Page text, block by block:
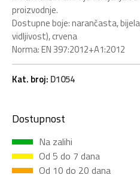
proizvodnje.
Dostupne boje: narančasta,
vidljivost), crvena
Norma: EN 397:2012+A1:2012
Kat. broj: D1054
Dostupnost
Na zalihi
Od 5 do 7 dana
Od 10 do 20 dana